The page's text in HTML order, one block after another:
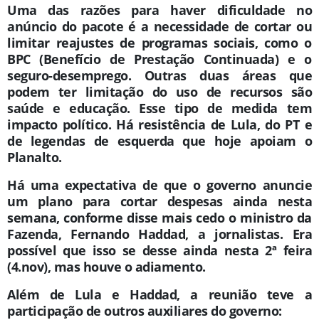
Uma das razões para haver dificuldade no
anúncio do pacote é a necessidade de cortar ou
limitar reajustes de programas sociais, como o
BPC (Benefício de Prestação Continuada) e o
seguro-desemprego. Outras duas áreas que
podem ter limitação do uso de recursos são
saúde e educação. Esse tipo de medida tem
impacto político. Há resistência de Lula, do PT e
de legendas de esquerda que hoje apoiam o
Planalto.
Há uma expectativa de que o governo anuncie
um plano para cortar despesas ainda nesta
semana, conforme disse mais cedo o ministro da
Fazenda, Fernando Haddad, a jornalistas. Era
possível que isso se desse ainda nesta 2ª feira
(4.nov), mas houve o adiamento.
Além de Lula e Haddad, a reunião teve a
participação de outros auxiliares do governo: